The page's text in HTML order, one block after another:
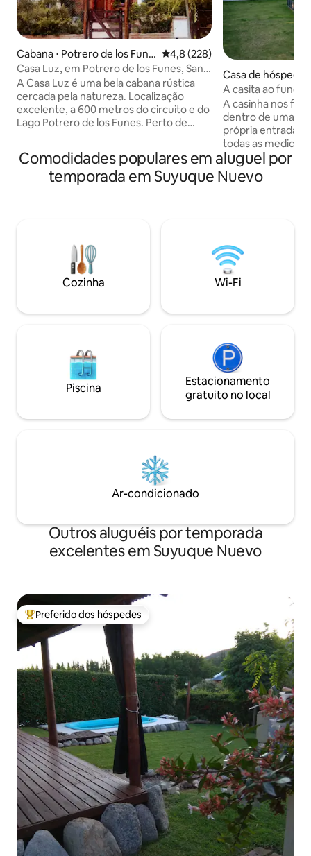
Cabana ⋅ Potrero de los Fune
s
4,8 de uma avaliação média de
4,8 (228)
Casa Luz, em Potrero de los Funes, San
Luis.
A Casa Luz é uma bela cabana rústica
cercada pela natureza. Localização
excelente, a 600 metros do circuito e do
Lago Potrero de los Funes. Perto de
vista é incrível, 360 graus de serras❤
que são apreciadas de todas as janelas.
Oferecemos Wi-Fi, smart tv, ar
condicionado, geladeira, cozinha,
secador de cabelo e ferro de passar
roupa. Parque arborizado com chulengo
e discoteca para os amantes da cozinha.
São admitidos animais de estimação!
Casa de
ín de Pueyrredón
A casita ao fundo
A casinha nos
dentro de uma
própria entrada e
todas as medidas
necessárias. Localizada em um bairro
muito tranquilo
Koslay, San Luis. A decoração é única e
mesa muito
estar com TV e
minutos de
minutos da cidade
Comodidades populares em aluguel por
temporada em Suyuque Nuevo
Cozinha Wi-Fi
Piscina
Estacionamento
gratuito no local
Ar-condicionado
Outros aluguéis por temporada
excelentes em Suyuque Nuevo
Entre os melhores preferidos dos hóspedes
Preferido dos hóspedes